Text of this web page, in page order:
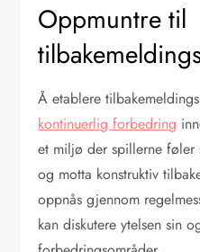
Oppmuntre til
Å etablere
kontinuerlig forbedring
et miljø der spillerne
og motta konstruktiv
oppnås gjennom
kan diskutere ytelsen sin